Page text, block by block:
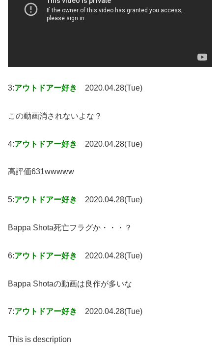
3:アウトドアー好き 2020.04.28(Tue)
この動画消されないよな？
4:アウトドアー好き 2020.04.28(Tue)
高評価631wwwww
5:アウトドアー好き 2020.04.28(Tue)
Bappa Shota死亡フラグか・・・？
6:アウトドアー好き 2020.04.28(Tue)
Bappa Shotaの動画は良作が多いな
7:アウトドアー好き 2020.04.28(Tue)
This is description